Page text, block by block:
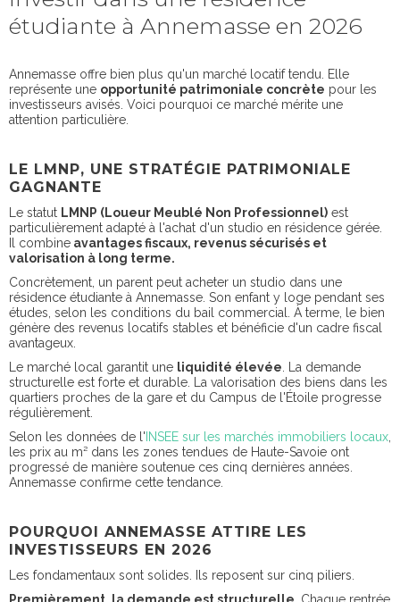
étudiante à Annemasse en 2026
Annemasse offre bien plus qu'un marché locatif tendu. Elle
représente une opportunité patrimoniale concrète pour les
investisseurs avisés. Voici pourquoi ce marché mérite une
attention particulière.
LE LMNP, UNE STRATÉGIE PATRIMONIALE
GAGNANTE
Le statut LMNP (Loueur Meublé Non Professionnel) est
particulièrement adapté à l'achat d'un studio en résidence gérée.
Il combine avantages fiscaux, revenus sécurisés et
valorisation à long terme.
Concrètement, un parent peut acheter un studio dans une
résidence étudiante à Annemasse. Son enfant y loge pendant ses
études, selon les conditions du bail commercial. À terme, le bien
génère des revenus locatifs stables et bénéficie d'un cadre fiscal
avantageux.
Le marché local garantit une liquidité élevée . La demande
structurelle est forte et durable. La valorisation des biens dans les
quartiers proches de la gare et du Campus de l'Étoile progresse
régulièrement.
Selon les données de l' INSEE sur les marchés immobiliers locaux
les prix au m² dans les zones tendues de Haute-Savoie ont
progressé de manière soutenue ces cinq dernières années.
Annemasse confirme cette tendance.
POURQUOI ANNEMASSE ATTIRE LES
INVESTISSEURS EN 2026
Les fondamentaux sont solides. Ils reposent sur cinq piliers.